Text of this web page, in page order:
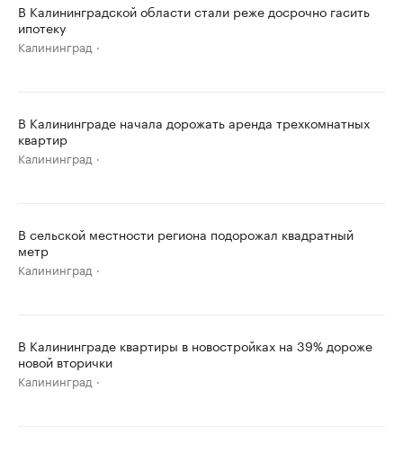
В Калининградской области стали реже досрочно гасить
ипотеку
Калининград
В Калининграде начала дорожать аренда трехкомнатных
квартир
Калининград
В сельской местности региона подорожал квадратный
метр
Калининград
В Калининграде квартиры в новостройках на 39% дороже
новой вторички
Калининград